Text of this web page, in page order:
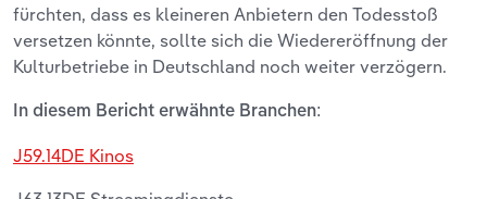
fürchten, dass es kleineren Anbietern den Todesstoß
versetzen könnte, sollte sich die Wiedereröffnung der
Kulturbetriebe in Deutschland noch weiter verzögern.
In diesem Bericht erwähnte Branchen:
J59.14DE Kinos